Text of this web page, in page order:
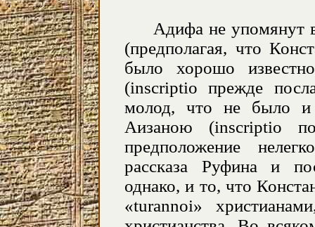
Адифа не упомянут в
(предполагая, что
было хорошо
(inscriptio прежде
молод, что не было и
Аизаною (inscriptio
предположение
рассказа Руфина и
однако, и то, что
«turannoi»